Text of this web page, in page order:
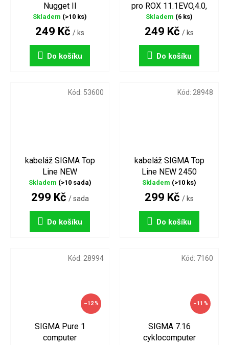
Nugget II
Skladem (>10 ks)
249 Kč / ks
Do košíku
pro ROX 11.1EVO,4.0,
2.,11, 7,
Skladem (6 ks)
249 Kč / ks
Do košíku
kabeláž SIGMA Top
Line NEW
Skladem (>10 sada)
299 Kč / sada
Do košíku
Kód: 53600
kabeláž SIGMA Top
Line NEW 2450
Skladem (>10 ks)
299 Kč / ks
Do košíku
Kód: 28948
–12 %
SIGMA Pure 1
computer
Kód: 28994
–11 %
SIGMA 7.16
cyklocomputer
Kód: 7160